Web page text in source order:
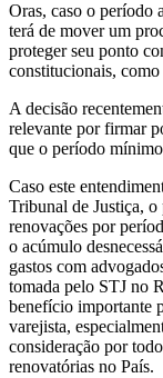
Oras, caso o período
terá de mover um
proteger seu ponto
constitucionais,
A decisão
relevante por firmar
que o período
Caso este
Tribunal de Justiça, o
renovações por
o acúmulo
gastos com
tomada pelo STJ no
benefício importante
varejista,
consideração por
renovatórias no País.